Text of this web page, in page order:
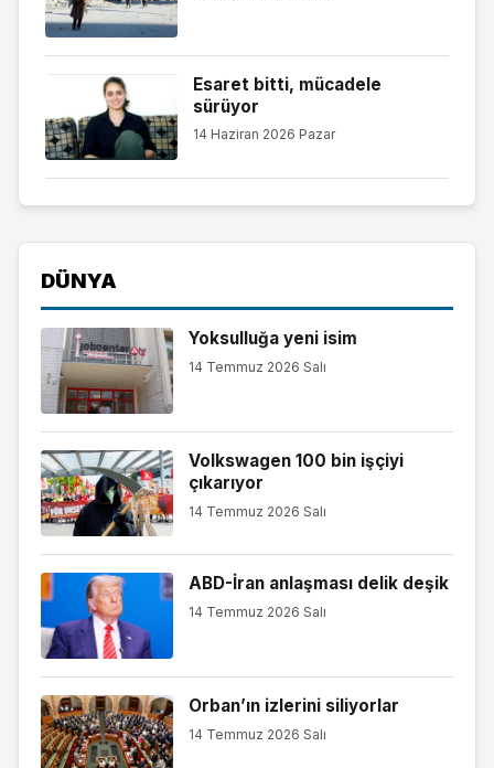
Esaret bitti, mücadele
sürüyor
14 Haziran 2026 Pazar
DÜNYA
Yoksulluğa yeni isim
14 Temmuz 2026 Salı
Volkswagen 100 bin işçiyi
çıkarıyor
14 Temmuz 2026 Salı
ABD-İran anlaşması delik deşik
14 Temmuz 2026 Salı
Orban’ın izlerini siliyorlar
14 Temmuz 2026 Salı